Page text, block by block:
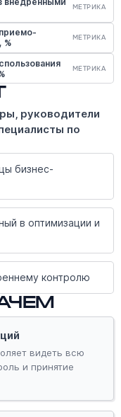
МЕТРИКА
%
МЕТРИКА
МЕТРИКА
руководители
по
бизнес-
в оптимизации и
контролю
видеть всю
и принятие